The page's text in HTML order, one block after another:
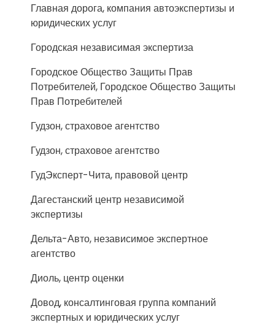
Главная дорога, компания автоэкспертизы и
юридических услуг
Городская независимая экспертиза
Городское Общество Защиты Прав
Потребителей, Городское Общество Защиты
Прав Потребителей
Гудзон, страховое агентство
Гудзон, страховое агентство
ГудЭксперт-Чита, правовой центр
Дагестанский центр независимой
экспертизы
Дельта-Авто, независимое экспертное
агентство
Диоль, центр оценки
Довод, консалтинговая группа компаний
экспертных и юридических услуг